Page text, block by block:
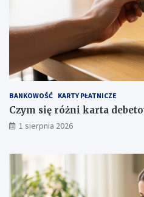
BANKOWOŚĆ KARTY PŁATNICZE
Czym się różni karta
1 sierpnia 2026